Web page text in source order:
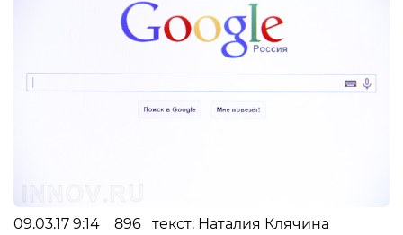
09.03.17 9:14 896 текст: Наталия Клячина